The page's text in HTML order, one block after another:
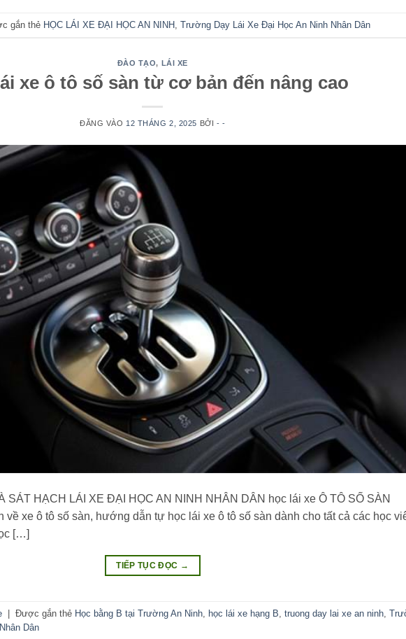
gắn thẻ HỌC LÁI XE ĐẠI HỌC AN NINH Trường Dạy Lái Xe Đại Học An Ninh Nhân Dân
ĐÀO TẠO, LÁI XE
xe ô tô số sàn từ cơ bản đến nâng cao
ĐĂNG VÀO 12 THÁNG 2, 2025 BỞI - -
SÁT HẠCH LÁI XE ĐẠI HỌC AN NINH NHÂN DÂN học lái xe Ô TÔ SỐ SÀN
về xe ô tô số sàn, hướng dẫn tự học lái xe ô tô số sàn dành cho tất cả các học
[…]
TIẾP TỤC ĐỌC →
| Được gắn thẻ Học bằng B tại Trường An Ninh học lái xe hạng B truong day lai xe an ninh
Dân